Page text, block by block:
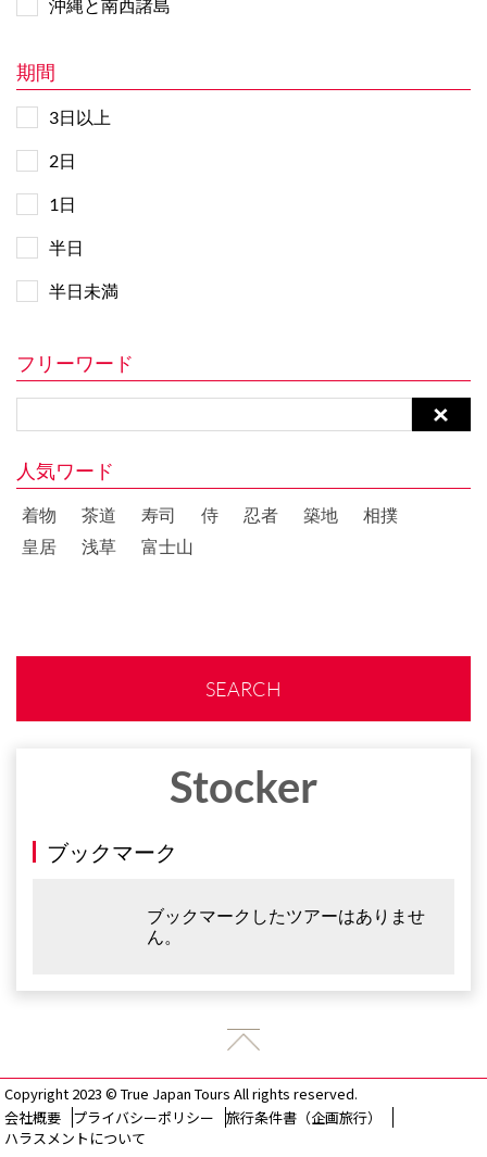
沖縄と南西諸島
期間
3日以上
2日
1日
半日
半日未満
フリーワード
人気ワード
着物 茶道 寿司 侍 忍者 築地
相撲
皇居
浅草 富士山
SEARCH
Stocker
ブックマーク
ブックマークしたツアーはありませ
ん。
Copyright 2023 © True Japan Tours All rights reserved.
会社概要
プライバシーポリシー
旅行条件書（企画旅行）
ハラスメントについて